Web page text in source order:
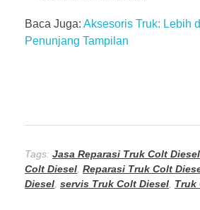
Baca Juga: Aksesoris Truk: Lebih
Penunjang Tampilan
Tags: Jasa Reparasi Truk Colt Diesel
Colt Diesel Reparasi Truk Colt
Diesel servis Truk Colt Diesel Truk